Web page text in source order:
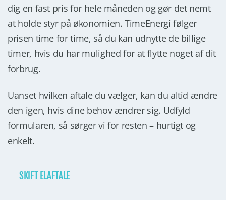
dig en fast pris for hele måneden og gør det nemt
at holde styr på økonomien. TimeEnergi følger
prisen time for time, så du kan udnytte de billige
timer, hvis du har mulighed for at flytte noget af dit
forbrug.
Uanset hvilken aftale du vælger, kan du altid ændre
den igen, hvis dine behov ændrer sig. Udfyld
formularen, så sørger vi for resten – hurtigt og
enkelt.
SKIFT ELAFTALE